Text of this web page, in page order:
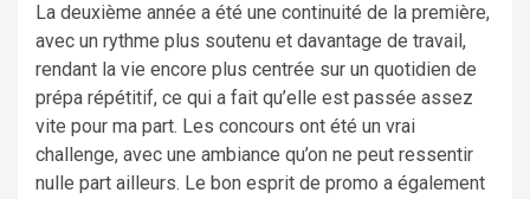
La deuxième année a été une continuité de la première,
avec un rythme plus soutenu et davantage de travail,
rendant la vie encore plus centrée sur un quotidien de
prépa répétitif, ce qui a fait qu’elle est passée assez
vite pour ma part. Les concours ont été un vrai
challenge, avec une ambiance qu’on ne peut ressentir
nulle part ailleurs. Le bon esprit de promo a également